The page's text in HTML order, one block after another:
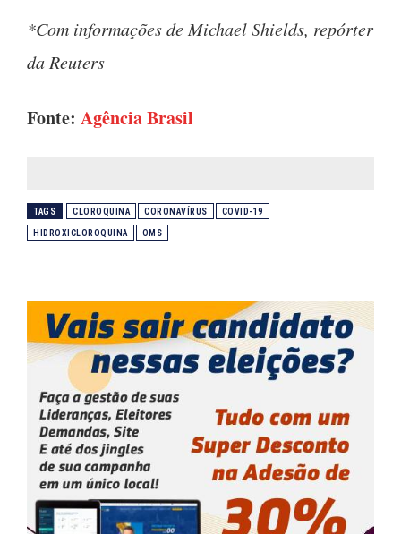
*Com informações de Michael Shields, repórter
da Reuters
Fonte: Agência Brasil
TAGS CLOROQUINA CORONAVÍRUS COVID-19
HIDROXICLOROQUINA OMS